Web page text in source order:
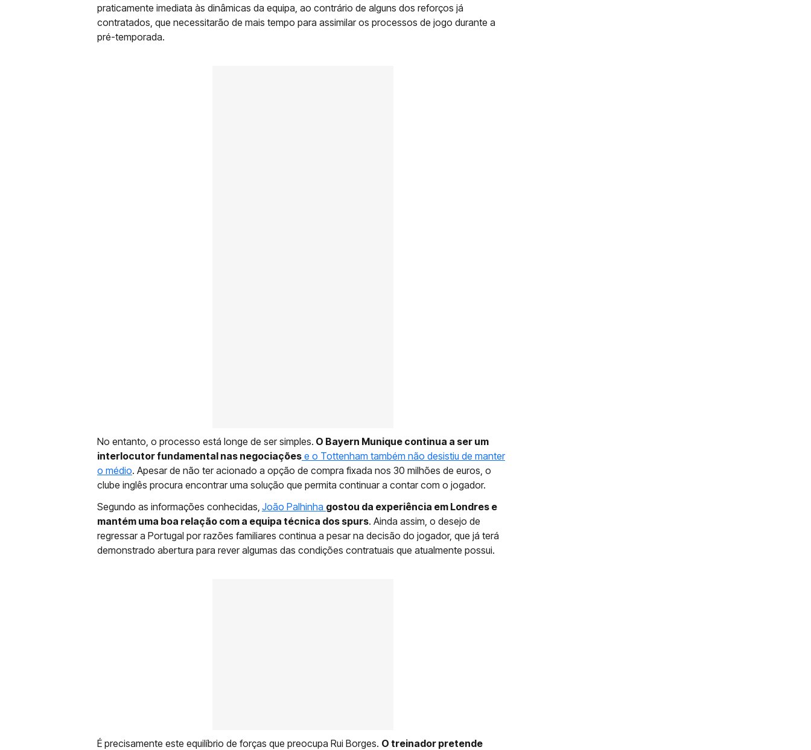
praticamente imediata às dinâmicas da equipa, ao contrário de alguns dos reforços já
contratados, que necessitarão de mais tempo para assimilar os processos de jogo durante a
pré-temporada.
No entanto, o processo está longe de ser simples. O Bayern Munique continua a ser um
interlocutor fundamental nas negociações e o Tottenham também não desistiu de manter
o médio. Apesar de não ter acionado a opção de compra fixada nos 30 milhões de euros, o
clube inglês procura encontrar uma solução que permita continuar a contar com o jogador.
Segundo as informações conhecidas, João Palhinha gostou da experiência em Londres e
mantém uma boa relação com a equipa técnica dos spurs. Ainda assim, o desejo de
regressar a Portugal por razões familiares continua a pesar na decisão do jogador, que já terá
demonstrado abertura para rever algumas das condições contratuais que atualmente possui.
É precisamente este equilíbrio de forças que preocupa Rui Borges. O treinador pretende